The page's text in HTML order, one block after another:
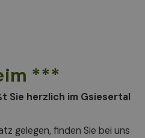
***
Sie herzlich im Gsiesertal
gelegen, finden Sie bei uns